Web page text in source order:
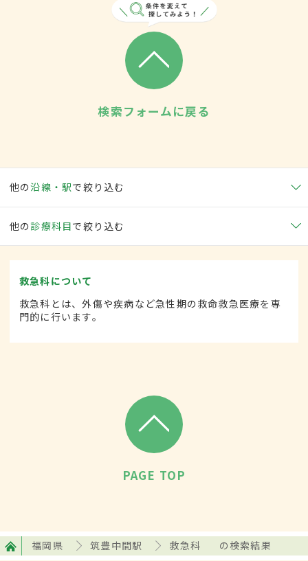
検索フォームに戻る
他の沿線・駅で絞り込む
他の 診療科目で絞り込む
救急科について
救急科とは、外傷や疾病など急性期の救命救急医療を専
門的に行います。
PAGE TOP
福岡県 筑豊中間駅 救急科 の検索結果